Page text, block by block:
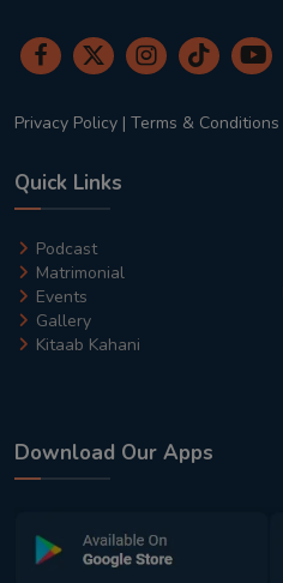
Privacy Policy | Terms & Conditions
Quick Links
Podcast
Matrimonial
Events
Gallery
Kitaab Kahani
Download Our Apps